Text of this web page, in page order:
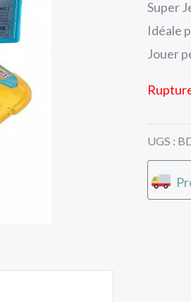
Super
Idéale
Jouer
UGS :